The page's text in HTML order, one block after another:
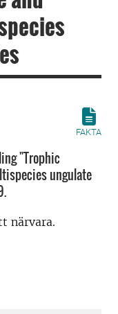
FAKTA
"Trophic
ungulate
närvara.